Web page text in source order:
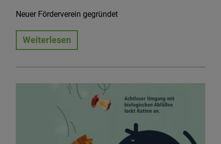
Neuer Förderverein gegründet
Weiterlesen